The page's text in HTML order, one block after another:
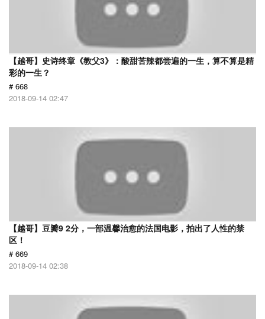
【越哥】史诗终章《教父3》：酸甜苦辣都尝遍的一生，算不算是精
彩的一生？
# 668
2018-09-14 02:47
【越哥】豆瓣9 2分，一部温馨治愈的法国电影，拍出了人性的禁
区！
# 669
2018-09-14 02:38